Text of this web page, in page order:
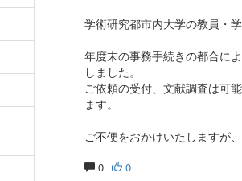
学術研究都市内大学の教員・
年度末の事務手続きの都合に
しました。
ご依頼の受付、文献調査は可
ます。
ご不便をおかけいたしますが
0 0